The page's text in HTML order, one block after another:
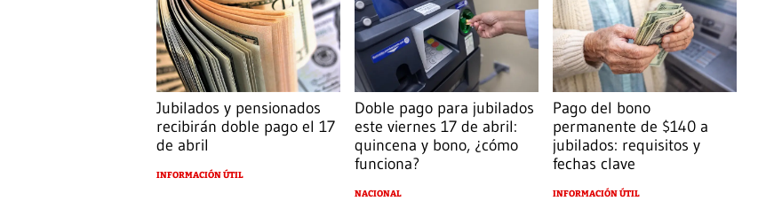
Jubilados y pensionados
recibirán doble pago el 17
de abril
INFORMACIÓN ÚTIL
Doble pago para jubilados
este viernes 17 de abril:
quincena y bono, ¿cómo
funciona?
NACIONAL
Pago del bono
permanente de $140 a
jubilados: requisitos y
fechas clave
INFORMACIÓN ÚTIL